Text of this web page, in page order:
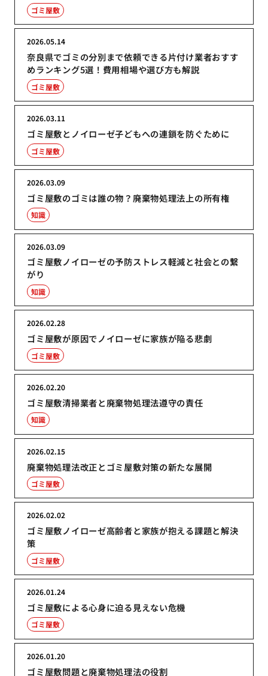
ゴミ屋敷
奈良県でゴミの分別まで依頼できる片付け業者おすす
めランキング5選！費用相場や選び方も解説
2026.05.14
ゴミ屋敷
ゴミ屋敷とノイローゼ子どもへの連鎖を防ぐために
2026.03.11
ゴミ屋敷
ゴミ屋敷のゴミは誰の物？廃棄物処理法上の所有権
2026.03.09
知識
ゴミ屋敷ノイローゼの予防ストレス軽減と社会との繋
がり
2026.03.09
知識
ゴミ屋敷が原因でノイローゼに家族が陥る悲劇
2026.02.28
ゴミ屋敷
ゴミ屋敷清掃業者と廃棄物処理法遵守の責任
2026.02.20
知識
廃棄物処理法改正とゴミ屋敷対策の新たな展開
2026.02.15
ゴミ屋敷
ゴミ屋敷ノイローゼ高齢者と家族が抱える課題と解決
策
2026.02.02
ゴミ屋敷
ゴミ屋敷による心身に迫る見えない危機
2026.01.24
ゴミ屋敷
ゴミ屋敷問題と廃棄物処理法の役割
2026.01.20